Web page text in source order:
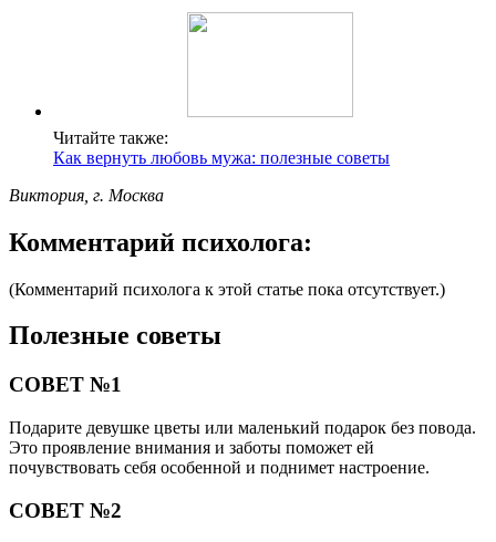
Читайте также:
Как вернуть любовь мужа: полезные советы
Виктория, г. Москва
Комментарий психолога:
(Комментарий психолога к этой статье пока отсутствует.)
Полезные советы
СОВЕТ №1
Подарите девушке цветы или маленький подарок без повода.
Это проявление внимания и заботы поможет ей
почувствовать себя особенной и поднимет настроение.
СОВЕТ №2